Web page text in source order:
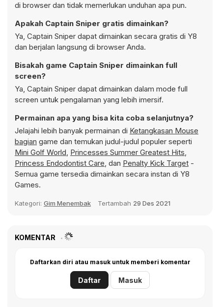
di browser dan tidak memerlukan unduhan apa pun.
Apakah Captain Sniper gratis dimainkan?
Ya, Captain Sniper dapat dimainkan secara gratis di Y8
dan berjalan langsung di browser Anda.
Bisakah game Captain Sniper dimainkan full
screen?
Ya, Captain Sniper dapat dimainkan dalam mode full
screen untuk pengalaman yang lebih imersif.
Permainan apa yang bisa kita coba selanjutnya?
Jelajahi lebih banyak permainan di Ketangkasan Mouse
bagian game dan temukan judul-judul populer seperti
Mini Golf World, Princesses Summer Greatest Hits,
Princess Endodontist Care, dan Penalty Kick Target -
Semua game tersedia dimainkan secara instan di Y8
Games.
Kategori: Gim Menembak Tertambah 29 Des 2021
KOMENTAR
Daftarkan diri atau masuk untuk memberi komentar
Daftar Masuk